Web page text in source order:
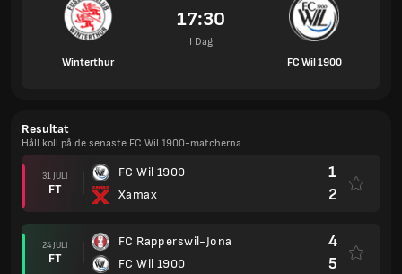
Winterthur
17:30
I Dag
FC Wil 1900
Resultat
Håll koll på de senaste FC Wil 1900-matcherna
31 JULI
FT
FC Wil 1900
Xamax
1
2
24 JULI
FT
FC Rapperswil-Jona
FC Wil 1900
4
5